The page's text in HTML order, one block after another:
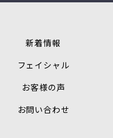
新着情報
フェイシャル
お客様の声
お問い合わせ